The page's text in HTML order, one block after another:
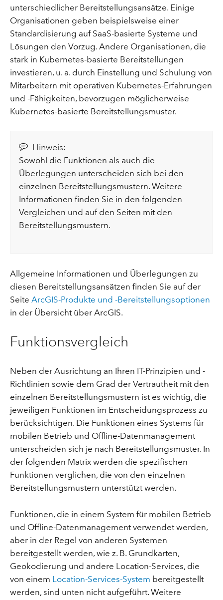
unterschiedlicher Bereitstellungsansätze. Einige
Organisationen geben beispielsweise einer
Standardisierung auf SaaS-basierte Systeme und
Lösungen den Vorzug. Andere Organisationen, die
stark in Kubernetes-basierte Bereitstellungen
investieren, u. a. durch Einstellung und Schulung von
Mitarbeitern mit operativen Kubernetes-Erfahrungen
und -Fähigkeiten, bevorzugen möglicherweise
Kubernetes-basierte Bereitstellungsmuster.
Hinweis:
Sowohl die Funktionen als auch die
Überlegungen unterscheiden sich bei den
einzelnen Bereitstellungsmustern. Weitere
Informationen finden Sie in den folgenden
Vergleichen und auf den Seiten mit den
Bereitstellungsmustern.
Allgemeine Informationen und Überlegungen zu
diesen Bereitstellungsansätzen finden Sie auf der
Seite ArcGIS-Produkte und -Bereitstellungsoptionen
in der Übersicht über ArcGIS.
Funktionsvergleich
Neben der Ausrichtung an Ihren IT-Prinzipien und -
Richtlinien sowie dem Grad der Vertrautheit mit den
einzelnen Bereitstellungsmustern ist es wichtig, die
jeweiligen Funktionen im Entscheidungsprozess zu
berücksichtigen. Die Funktionen eines Systems für
mobilen Betrieb und Offline-Datenmanagement
unterscheiden sich je nach Bereitstellungsmuster. In
der folgenden Matrix werden die spezifischen
Funktionen verglichen, die von den einzelnen
Bereitstellungsmustern unterstützt werden.
Funktionen, die in einem System für mobilen Betrieb
und Offline-Datenmanagement verwendet werden,
aber in der Regel von anderen Systemen
bereitgestellt werden, wie z. B. Grundkarten,
Geokodierung und andere Location-Services, die
von einem Location-Services-System bereitgestellt
werden, sind unten nicht aufgeführt. Weitere